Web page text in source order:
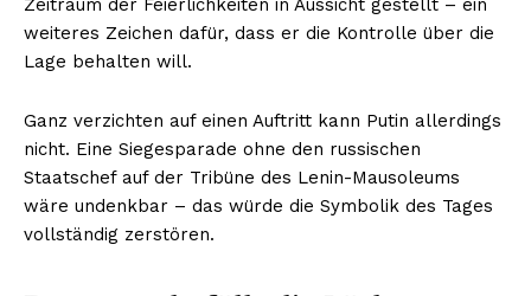
Zeitraum der Feierlichkeiten in Aussicht gestellt – ein
weiteres Zeichen dafür, dass er die Kontrolle über die
Lage behalten will.
Ganz verzichten auf einen Auftritt kann Putin allerdings
nicht. Eine Siegesparade ohne den russischen
Staatschef auf der Tribüne des Lenin-Mausoleums
wäre undenkbar – das würde die Symbolik des Tages
vollständig zerstören.